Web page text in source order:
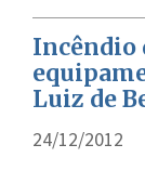
Incêndio
Luiz de
24/12/2012